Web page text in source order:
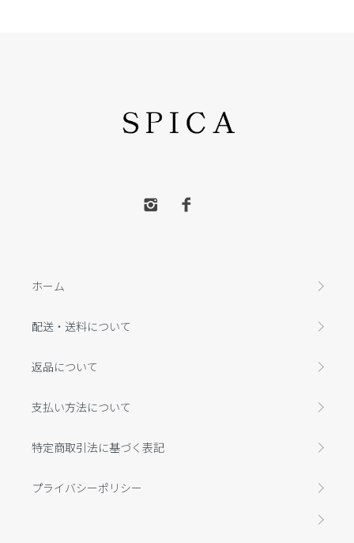
ホーム
配送・送料について
返品について
支払い方法について
特定商取引法に基づく表記
プライバシーポリシー